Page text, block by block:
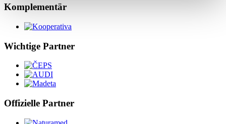
Komplementär
Wichtige Partner
Offizielle Partner